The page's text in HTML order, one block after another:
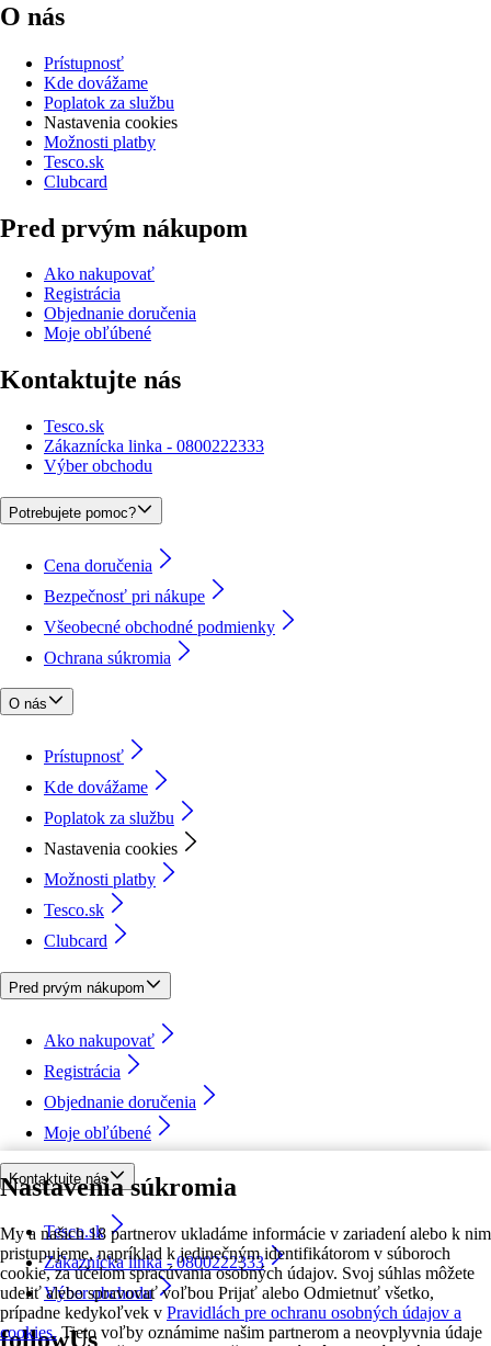
Nastavenia súkromia
My a našich 18 partnerov ukladáme informácie v zariadení alebo k nim
pristupujeme, napríklad k jedinečným identifikátorom v súboroch
cookie, za účelom spracúvania osobných údajov. Svoj súhlas môžete
udeliť alebo spravovať voľbou Prijať alebo Odmietnuť všetko,
prípadne kedykoľvek v Pravidlách pre ochranu osobných údajov a
cookies. Tieto voľby oznámime našim partnerom a neovplyvnia údaje
O nás
Prístupnosť
Kde dovážame
Poplatok za službu
Nastavenia cookies
Možnosti platby
Tesco.sk
Clubcard
Pred prvým nákupom
Ako nakupovať
Registrácia
Objednanie doručenia
Moje obľúbené
Kontaktujte nás
Tesco.sk
Zákaznícka linka - 0800222333
Výber obchodu
Potrebujete pomoc?
Cena doručenia
Bezpečnosť pri nákupe
Všeobecné obchodné podmienky
Ochrana súkromia
O nás
Prístupnosť
Kde dovážame
Poplatok za službu
Nastavenia cookies
Možnosti platby
Tesco.sk
Clubcard
Pred prvým nákupom
Ako nakupovať
Registrácia
Objednanie doručenia
Moje obľúbené
Kontaktujte nás
Tesco.sk
Zákaznícka linka - 0800222333
Výber obchodu
followUs